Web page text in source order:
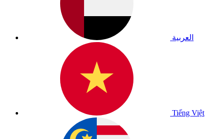
العربية
Tiếng Việt